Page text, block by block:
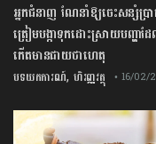
អ្នកជំនាញ ណែនាំឱ្យចេះសន្សំប្រ
ត្រៀមបង្កាទុកដោះស្រាយបញ្ហាដ
កើតមានជាយថាហេតុ
បទយកការណ៍, ហិរញ្ញវត្ថុ • 16/02/